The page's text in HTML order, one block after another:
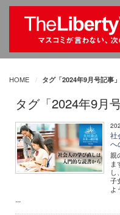
HOME タグ「2024年9月号記事
タグ「2024年9月
社
へ
親
ま
し
子
よ
...